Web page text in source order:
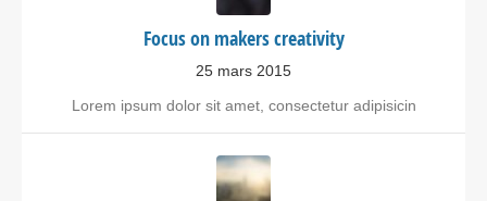
Focus on makers creativity
25 mars 2015
Lorem ipsum dolor sit amet, consectetur adipisicin